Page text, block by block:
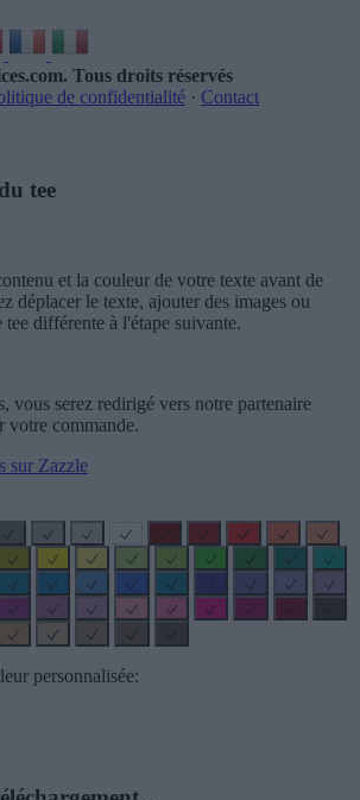
. Tous droits réservés
de confidentialité · Contact
tee
et la couleur de votre texte avant de
déplacer le texte, ajouter des images ou
différente à l'étape suivante.
vous serez redirigé vers notre partenaire
votre commande.
sur Zazzle
personnalisée: